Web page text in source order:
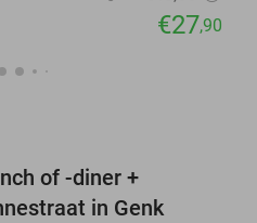
€27,90
of -diner +
in Genk